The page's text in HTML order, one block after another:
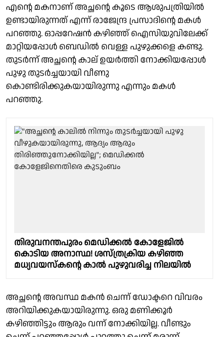
എൻ്റെ മകനാണ് അച്ഛൻ്റെ കൂടെ ആശുപത്രിയിൽ
ഉണ്ടായിരുന്നത് എന്ന് രാജേന്ദ്ര പ്രസാദിൻ്റെ മകൾ
പറഞ്ഞു. ഓപ്പറേഷൻ കഴിഞ്ഞ് ഐസിയുവിലേക്ക്
മാറ്റിയപ്പോൾ ബെഡിൽ വെള്ള പുഴുക്കളെ കണ്ടു.
തുടർന്ന് അച്ഛൻ്റെ കാല് ഉയർത്തി നോക്കിയപ്പോൾ
പുഴു തുടർച്ചയായി വീണു
കൊണ്ടിരിക്കുകയായിരുന്നു എന്നും മകൾ
പറഞ്ഞു.
തിരുവനന്തപുരം മെഡിക്കൽ കോളേജിൽ
കൊടിയ അനാസ്ഥ! ശസ്ത്രക്രിയ കഴിഞ്ഞ
മധ്യവയസ്കൻ്റെ കാൽ പുഴുവരിച്ച നിലയിൽ
അച്ഛൻ്റെ അവസ്ഥ മകൻ ചെന്ന് ഡോക്ടറെ വിവരം
അറിയിക്കുകയായിരുന്നു. ഒരു മണിക്കൂർ
കഴിഞ്ഞിട്ടും ആരും വന്ന് നോക്കിയില്ല. വീണ്ടും